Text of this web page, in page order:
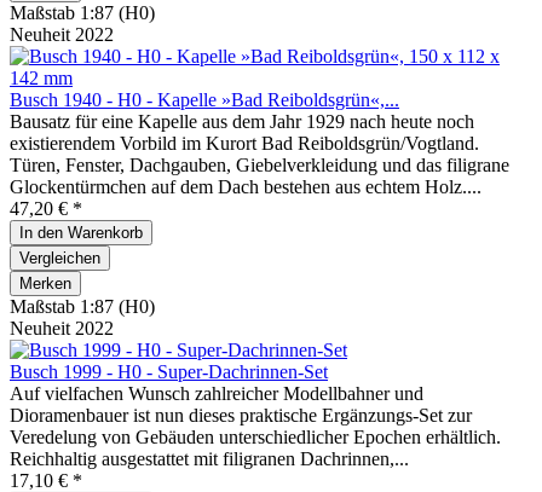
Maßstab 1:87 (H0)
Neuheit 2022
Busch 1940 - H0 - Kapelle »Bad Reiboldsgrün«,...
Bausatz für eine Kapelle aus dem Jahr 1929 nach heute noch
existierendem Vorbild im Kurort Bad Reiboldsgrün/Vogtland.
Türen, Fenster, Dachgauben, Giebelverkleidung und das filigrane
Glockentürmchen auf dem Dach bestehen aus echtem Holz....
47,20 € *
In den Warenkorb
Vergleichen
Merken
Maßstab 1:87 (H0)
Neuheit 2022
Busch 1999 - H0 - Super-Dachrinnen-Set
Auf vielfachen Wunsch zahlreicher Modellbahner und
Dioramenbauer ist nun dieses praktische Ergänzungs-Set zur
Veredelung von Gebäuden unterschiedlicher Epochen erhältlich.
Reichhaltig ausgestattet mit filigranen Dachrinnen,...
17,10 € *